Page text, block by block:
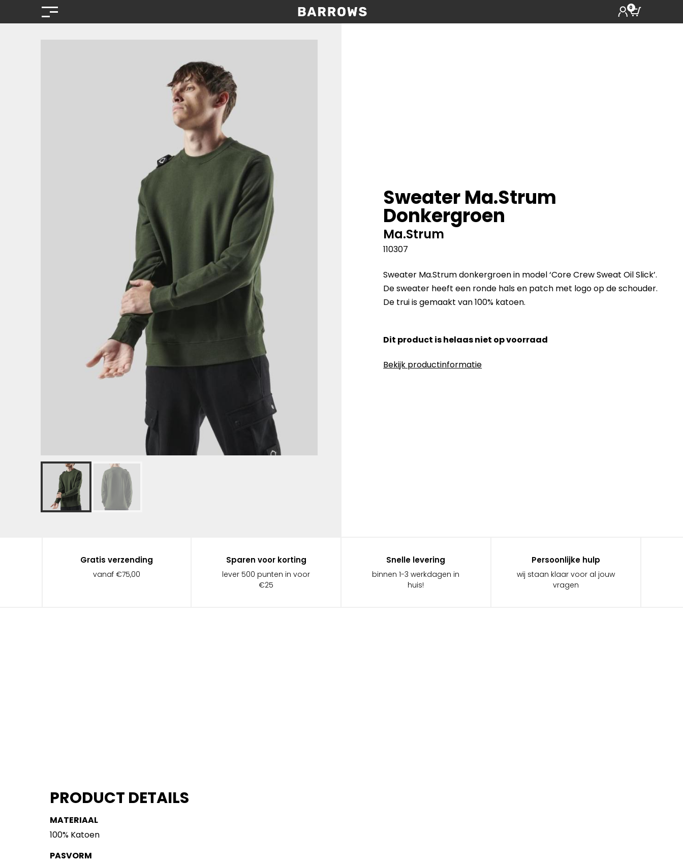
0
Sweater Ma.Strum
Donkergroen
Ma.Strum
110307
Sweater Ma.Strum donkergroen in model ‘Core Crew Sweat Oil Slick’.
De sweater heeft een ronde hals en patch met logo op de schouder.
De trui is gemaakt van 100% katoen.
Dit product is helaas niet op voorraad
Bekijk productinformatie
Gratis verzending
vanaf €75,00
Sparen voor korting
lever 500 punten in voor
€25
Snelle levering
binnen 1-3 werkdagen in
huis!
Persoonlijke hulp
wij staan klaar voor al jouw
vragen
PRODUCT DETAILS
MATERIAAL
100% Katoen
PASVORM